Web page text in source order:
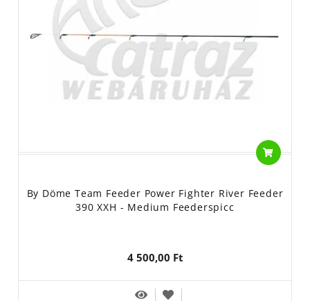
By Döme Team Feeder Power Fighter River Feeder
390 XXH - Medium Feederspicc
4 500,00 Ft